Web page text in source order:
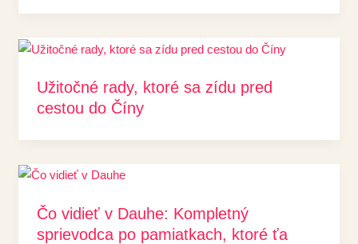
Užitočné rady, ktoré sa zídu pred
cestou do Číny
Čo vidieť v Dauhe: Kompletný
sprievodca po pamiatkach, ktoré ťa